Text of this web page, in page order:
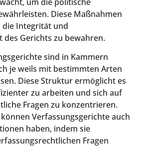
Diese Maßnahmen
die Integrität und
des Gerichts zu bewahren.
sind in Kammern
je weils mit bestimmten Arten
Diese Struktur ermöglicht es
zu arbeiten und sich auf
Fragen zu konzentrieren.
Verfassungsgerichte auch
haben, indem sie
Fragen